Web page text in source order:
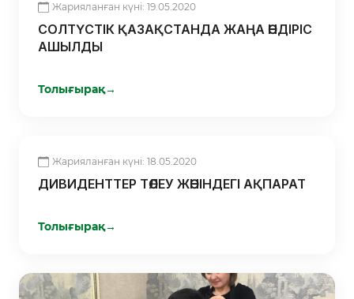
Жарияланған күні: 19.05.2020
СОЛТҮСТІК ҚАЗАҚСТАНДА ЖАҢА ӨНДІРІС
АШЫЛДЫ
Толығырақ→
Жарияланған күні: 18.05.2020
ДИВИДЕНТТЕР ТӨЛЕУ ЖӨНІНДЕГІ АҚПАРАТ
Толығырақ→